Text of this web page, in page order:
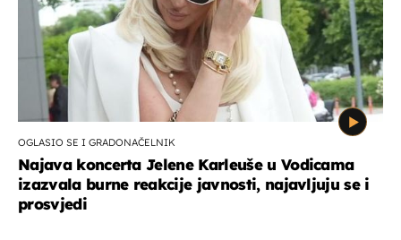
OGLASIO SE I GRADONAČELNIK
Najava koncerta Jelene Karleuše u Vodicama
izazvala burne reakcije javnosti, najavljuju se i
prosvjedi